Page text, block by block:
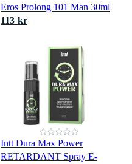
Eros Prolong 101 Man 30ml
113 kr
Intt Dura Max Power
RETARDANT Spray E-